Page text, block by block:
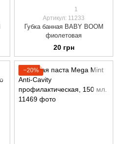
1
Артикул: 11233
Губка банная BABY BOOM
фиолетовая
20 грн
−20%